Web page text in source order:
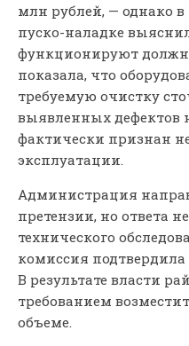
млн рублей, — однако в
пуско-наладке
функционируют
показала, что
требуемую очистку
выявленных дефектов
фактически признан
эксплуатации.
Администрация
претензии, но ответа
технического
комиссия
В результате власти
требованием
объеме.